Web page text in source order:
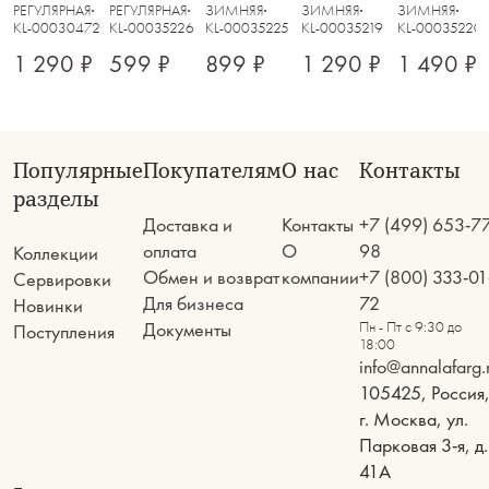
РЕГУЛЯРНАЯ
KL-00030472
1 290 ₽
РЕГУЛЯРНАЯ
KL-00035226
599 ₽
ЗИМНЯЯ
KL-00035225
899 ₽
ЗИМНЯЯ
KL-00035219
1 290 ₽
Lyrics
ЗИМНЯЯ
KL-00035220
1 490 ₽
Популярные
разделы
Коллекции
Сервировки
Новинки
Поступления
Покупателям
Доставка и
оплата
Обмен и возврат
Для бизнеса
Документы
О нас
Контакты
О
компании
Контакты
+7 (499) 653-
98
+7 (800) 333-
72
Пн - Пт с 9:30 до
18:00
105425, Россия,
г. Москва, ул.
Парковая 3-я, д.
41А